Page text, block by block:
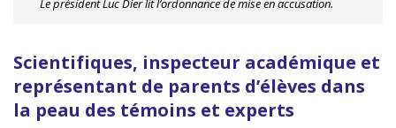
Le président Luc Dier lit l’ordonnance de mise en accusation.
Scientifiques, inspecteur académique et
représentant de parents d’élèves dans
la peau des témoins et experts